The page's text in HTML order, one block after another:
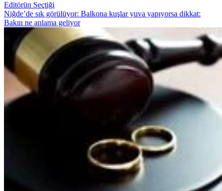
Editörün Seçtiği
Niğde’de sık görülüyor: Balkona kuşlar yuva yapıyorsa dikkat:
Bakın ne anlama geliyor